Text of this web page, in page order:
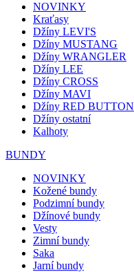
NOVINKY
Kraťasy
Džíny LEVI'S
Džíny MUSTANG
Džíny WRANGLER
Džíny LEE
Džíny CROSS
Džíny MAVI
Džíny RED BUTTON
Džíny ostatní
Kalhoty
BUNDY
NOVINKY
Kožené bundy
Podzimní bundy
Džínové bundy
Vesty
Zimní bundy
Saka
Jarní bundy